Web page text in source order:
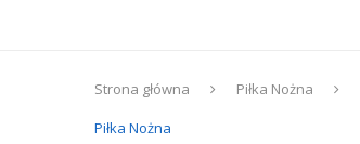
Strona główna Piłka Nożna
Piłka Nożna